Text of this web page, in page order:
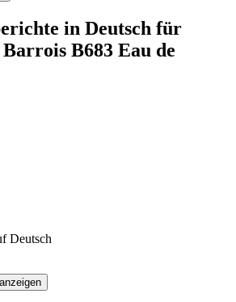
in Deutsch für
B683 Eau de
Deutsch